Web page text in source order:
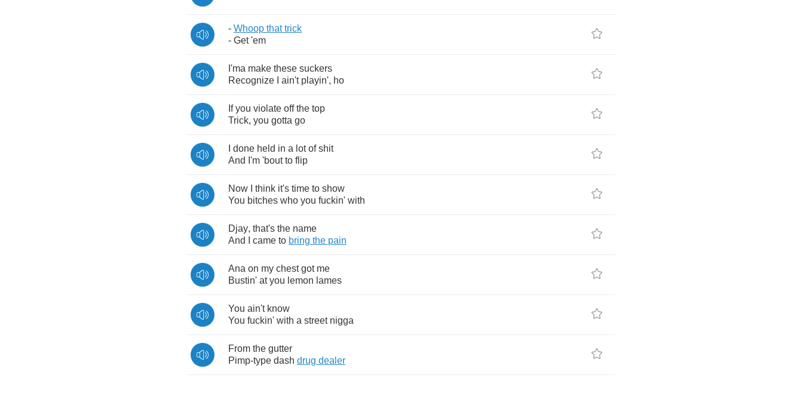
- Whoop that trick
- Get 'em
I'ma make these suckers
Recognize
ain't playin', ho
If you violate off the top
Trick, you gotta go
done held in a lot of shit
And I'm 'bout to flip
Now think it's time to show
You bitches who you fuckin' with
Djay, that's the name
And
came to bring the pain
Ana on my chest got me
Bustin' at you lemon lames
You ain't know
You fuckin' with a street nigga
From the gutter
Pimp-type dash drug dealer